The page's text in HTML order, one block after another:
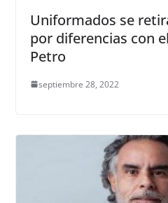
Uniformados se
por diferencias con
Petro
septiembre 28, 2022